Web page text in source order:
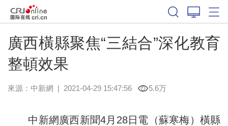
廣西橫縣聚焦“三結合”深化教育
整頓效果
來源： 中新網 | 2021-04-29 15:47:56 5.6万
中新網廣西新聞4月28日電（蘇寒梅）橫縣